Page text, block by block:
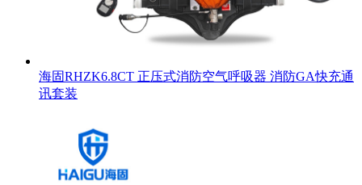
海固RHZK6.8CT 正压式消防空气呼吸器 消防GA快充通
讯套装